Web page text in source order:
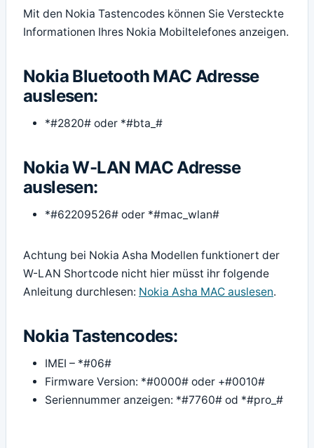
Mit den Nokia Tastencodes können Sie Versteckte
Informationen Ihres Nokia Mobiltelefones anzeigen.
Nokia Bluetooth MAC Adresse
auslesen:
*#2820# oder *#bta_#
Nokia W-LAN MAC Adresse
auslesen:
*#62209526# oder *#mac_wlan#
Achtung bei Nokia Asha Modellen funktionert der
W-LAN Shortcode nicht hier müsst ihr folgende
Anleitung durchlesen: Nokia Asha MAC auslesen.
Nokia Tastencodes:
IMEI – *#06#
Firmware Version: *#0000# oder +#0010#
Seriennummer anzeigen: *#7760# od *#pro_#